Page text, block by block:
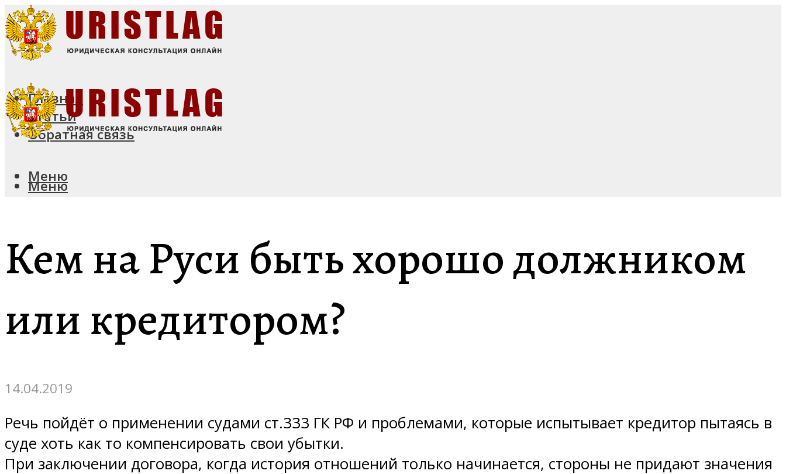
Главная
Статьи
Обратная связь
Меню
Меню
Кем на Руси быть хорошо должником
или кредитором?
14.04.2019
Речь пойдёт о применении судами ст.333 ГК РФ и проблемами, которые испытывает кредитор пытаясь в
суде хоть как то компенсировать свои убытки.
При заключении договора, когда история отношений только начинается, стороны не придают значения